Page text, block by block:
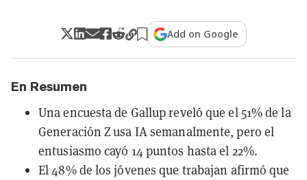
Add on Google
En Resumen
Una encuesta de Gallup reveló que el 51% de la
Generación Z usa IA semanalmente, pero el
entusiasmo cayó 14 puntos hasta el 22%.
El 48% de los jóvenes que trabajan afirmó que